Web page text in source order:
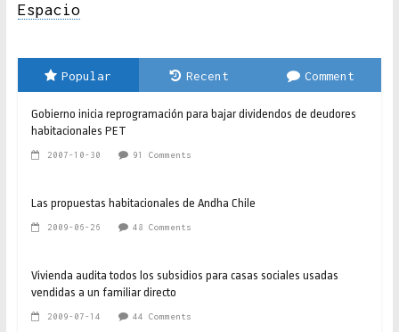
Espacio
Popular Recent Comment
Gobierno inicia reprogramación para bajar dividendos de deudores
habitacionales PET
2007-10-30 91 Comments
Las propuestas habitacionales de Andha Chile
2009-06-26 48 Comments
Vivienda audita todos los subsidios para casas sociales usadas
vendidas a un familiar directo
2009-07-14 44 Comments